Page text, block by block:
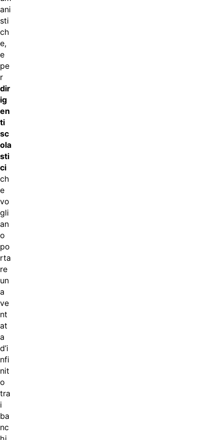
ani
sti
ch
e,
e
pe
r
dir
ig
en
ti
sc
ola
sti
ci
ch
e
vo
gli
an
o
po
rta
re
un
a
ve
nt
at
a
d’i
nfi
nit
o
tra
i
ba
nc